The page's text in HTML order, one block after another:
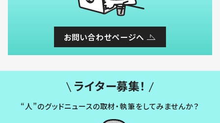
お問い合わせページへ
ライター募集！
“人”のグッドニュースの取材・執筆をしてみませんか？